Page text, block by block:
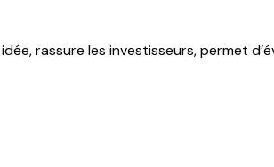
rassure les investisseurs, permet